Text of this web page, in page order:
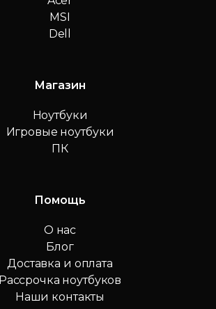
MSI
Dell
Магазин
Ноутбуки
Игровые ноутбуки
ПК
Помощь
О нас
Блог
Доставка и оплата
Рассрочка ноутбуков
Наши контакты